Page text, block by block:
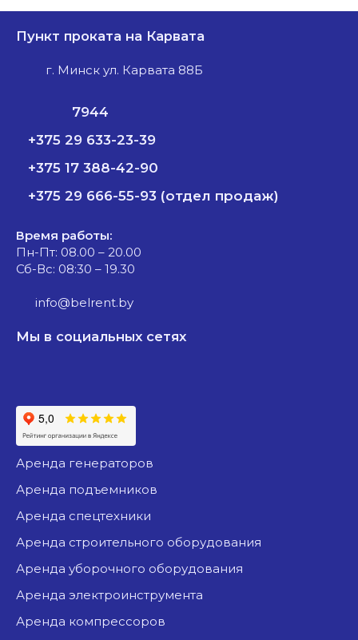
Пункт проката на Карвата
г. Минск ул. Карвата 88Б
7944
+375 29 633-23-39
+375 17 388-42-90
+375 29 666-55-93 (отдел продаж)
Время работы:
Пн-Пт: 08.00 – 20.00
Сб-Вс: 08:30 – 19.30
info@belrent.by
Мы в социальных сетях
аренда генераторов
аренда подъемников
аренда спецтехники
аренда строительного оборудования
аренда уборочного оборудования
аренда электроинструмента
аренда компрессоров